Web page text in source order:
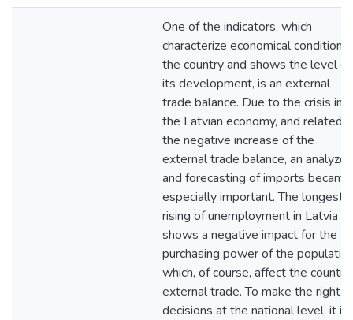
One of the indicators, which
characterize economical condition
the country and shows the level of
its development, is an external
trade balance. Due to the crisis in
the Latvian economy, and related,
the negative increase of the
external trade balance, an analyze
and forecasting of imports became
especially important. The longest
rising of unemployment in Latvia
shows a negative impact for the
purchasing power of the
which, of course, affect the
external trade. To make the right
decisions at the national level, it is